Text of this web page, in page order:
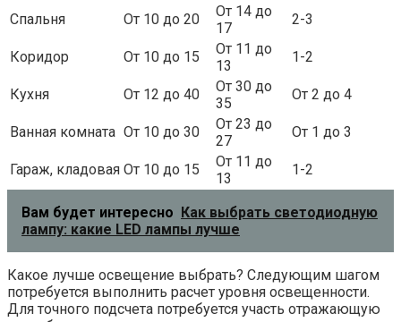
Спальня От 10 до 20
От 14 до
17
2-3
Коридор От 10 до 15
От 11 до
13
1-2
Кухня От 12 до 40
От 30 до
35
От 2 до 4
Ванная комната От 10 до 30
От 23 до
27
От 1 до 3
Гараж, кладовая От 10 до 15
От 11 до
13
1-2
Вам будет интересно Как выбрать светодиодную
лампу: какие LED лампы лучше
Какое лучше освещение выбрать? Следующим шагом
потребуется выполнить расчет уровня освещенности.
Для точного подсчета потребуется участь отражающую